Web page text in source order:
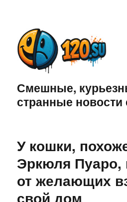
Смешные,
странные новости
У кошки,
Эркюля Пуаро,
от желающих
свой дом